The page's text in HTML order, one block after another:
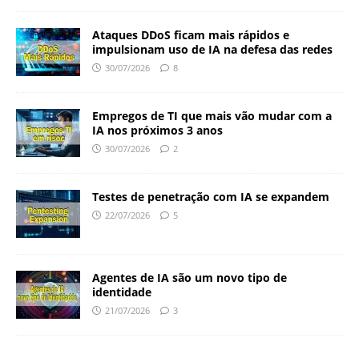
Ataques DDoS ficam mais rápidos e
impulsionam uso de IA na defesa das redes
30/07/2026 8
Empregos de TI que mais vão mudar com a
IA nos próximos 3 anos
30/07/2026 2
Testes de penetração com IA se expandem
22/07/2026 5
Agentes de IA são um novo tipo de
identidade
21/07/2026 3